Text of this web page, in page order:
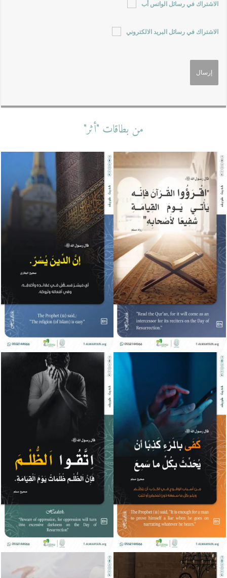
الاشتراك في رسائل الواتس أب
الاشتراك في رسائل البريد الالكتروني
من بطاقات "أثر"